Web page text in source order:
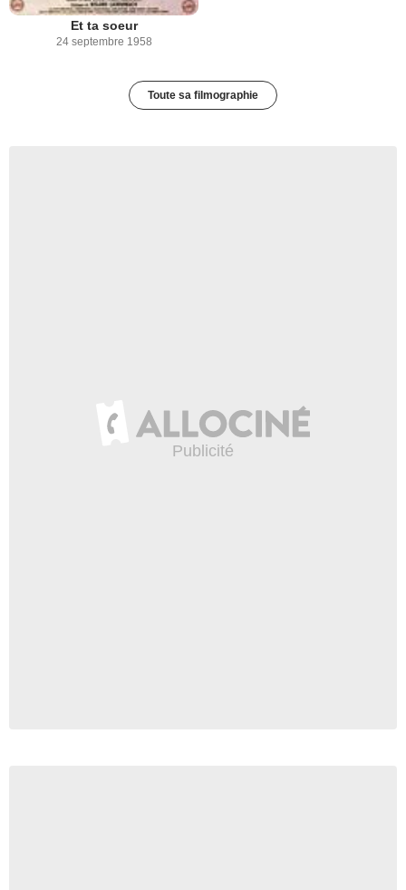
Et ta soeur
24 septembre 1958
Toute sa filmographie